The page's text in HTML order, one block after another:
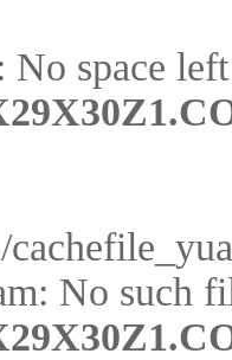
No space
No such